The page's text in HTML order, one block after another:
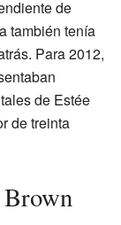
de
también tenía
Para 2012,
de Estée
de treinta